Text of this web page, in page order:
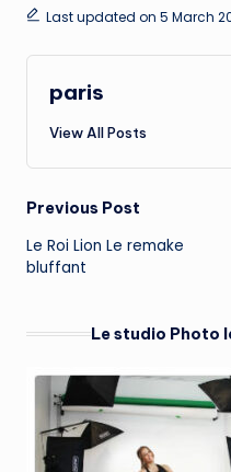
Last updated on 5 March
paris
View All Posts
Post
navigation
Previous Post
Le Roi Lion Le remake
bluffant
Le studio Photo